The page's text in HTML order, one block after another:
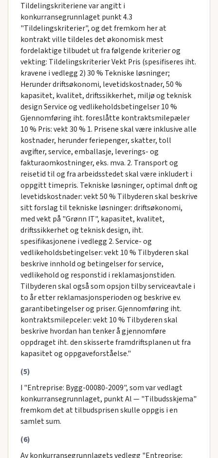
Tildelingskriteriene var angitt i
konkurransegrunnlaget punkt 4.3
"Tildelingskriterier", og det fremkom her at
kontrakt ville tildeles det økonomisk mest
fordelaktige tilbudet ut fra følgende kriterier og
vekting: Tildelingskriterier Vekt Pris (spesifiseres iht.
kravene i vedlegg 2) 30 % Tekniske løsninger;
Herunder driftsøkonomi, levetidskostnader, 50 %
kapasitet, kvalitet, driftssikkerhet, miljø og teknisk
design Service og vedlikeholdsbetingelser 10 %
Gjennomføring iht. foreslåtte kontraktsmilepæler
10 % Pris: vekt 30 % 1. Prisene skal være inklusive alle
kostnader, herunder feriepenger, skatter, toll
avgifter, service, emballasje, leverings- og
fakturaomkostninger, eks. mva. 2. Transport og
reisetid til og fra arbeidsstedet skal være inkludert i
oppgitt timepris. Tekniske løsninger, optimal dnft og
levetidskostnader: vekt 50 % Tilbyderen skal beskrive
sitt forslag til tekniske løsninger: driftsøkonomi,
med vekt på "Grønn IT", kapasitet, kvalitet,
driftssikkerhet og teknisk design, iht.
spesifikasjonene i vedlegg 2. Service- og
vedlikeholdsbetingelser: vekt 10 % Tilbyderen skal
beskrive innhold og betingelser for service,
vedlikehold og responstid i reklamasjonstiden.
Tilbyderen skal også som opsjon tilby serviceavtale i
to år etter reklamasjonsperioden og beskrive ev.
garantibetingelser og priser. Gjennomføring iht.
kontraktsmilepceler: vekt 10 % Tilbyderen skal
beskrive hvordan han tenker å gjennomføre
oppdraget iht. den skisserte framdriftsplanen ut fra
kapasitet og oppgaveforståelse."
(5)
I "Entreprise: Bygg-00080-2009", som var vedlagt
konkurransegrunnlaget, punkt Al — "Tilbudsskjema"
fremkom det at tilbudsprisen skulle oppgis i en
samlet sum.
(6)
Av konkurransegrunnlagets vedlegg "Entreprise: